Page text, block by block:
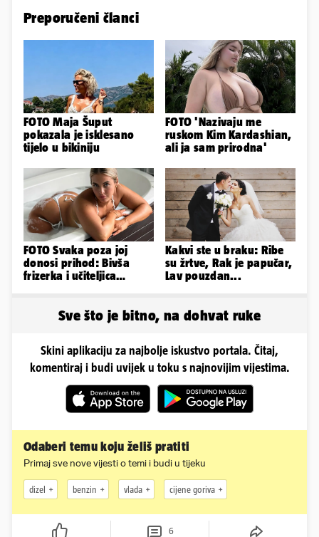
Preporučeni članci
FOTO Maja Šuput
pokazala je isklesano
tijelo u bikiniju
FOTO 'Nazivaju me
ruskom Kim Kardashian,
ali ja sam prirodna'
FOTO Svaka poza joj
donosi prihod: Bivša
frizerka i učiteljica
Kakvi ste u braku: Ribe
su žrtve, Rak je papučar,
Lav pouzdan...
Sve što je bitno, na dohvat ruke
Skini aplikaciju za najbolje iskustvo portala. Čitaj,
komentiraj i budi uvijek u toku s najnovijim vijestima.
Odaberi temu koju želiš pratiti
Primaj sve nove vijesti o temi i budi u tijeku
dizel benzin vlada cijene goriva
6